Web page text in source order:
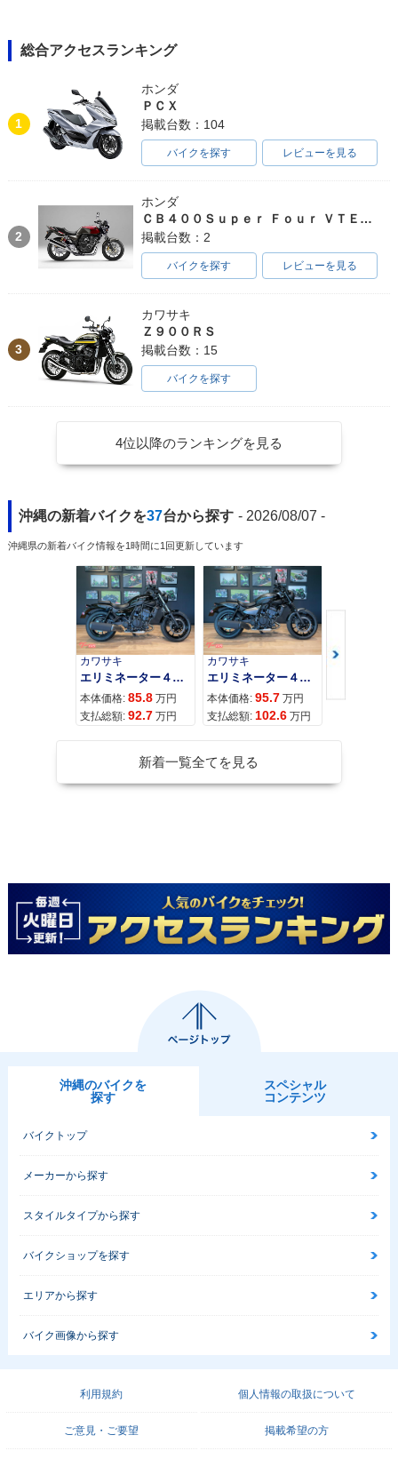
総合アクセスランキング
1
ホンダ
ＰＣＸ
掲載台数：104
バイクを探す レビューを見る
2
ホンダ
ＣＢ４００Ｓｕｐｅｒ Ｆｏｕｒ ＶＴＥＣ ＳＰＥＣ３
掲載台数：2
バイクを探す レビューを見る
3
カワサキ
Ｚ９００ＲＳ
掲載台数：15
バイクを探す
4位以降のランキングを見る
沖縄の新着バイクを37台から探す - 2026/08/07 -
沖縄県の新着バイク情報を1時間に1回更新しています
カワサキ
エリミネーター４００
本体価格: 85.8 万円
支払総額: 92.7 万円
カワサキ
エリミネーター４００ＳＥ
本体価格: 95.7 万円
支払総額: 102.6 万円
カワサキ
本体価格:
新着一覧全てを見る
沖縄のバイクを
探す
スペシャル
コンテンツ
バイクトップ
メーカーから探す
スタイルタイプから探す
バイクショップを探す
エリアから探す
バイク画像から探す
利用規約 個人情報の取扱について
ご意見・ご要望 掲載希望の方